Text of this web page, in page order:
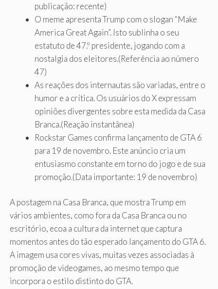
publicação: recente)
O meme apresenta Trump com o slogan “Make
America Great Again”. Isto sublinha o seu
estatuto de 47.º presidente, jogando com a
nostalgia dos eleitores.(Referência ao número
47)
As reações dos internautas são variadas, entre o
humor e a crítica.Os usuários do X expressam
opiniões divergentes sobre esta medida da Casa
Branca.(Reação instantânea)
Rockstar Games confirma lançamento de GTA 6
para 19 de novembro. Este anúncio cria um
entusiasmo constante em torno do jogo e de sua
promoção.(Data importante: 19 de novembro)
A postagem na Casa Branca, que mostra Trump em
vários ambientes, como fora da Casa Branca ou no
escritório, ecoa a cultura da internet que captura
momentos antes do tão esperado lançamento do GTA 6.
A imagem usa cores vivas, muitas vezes associadas à
promoção de videogames, ao mesmo tempo que
incorpora o estilo distinto do GTA.